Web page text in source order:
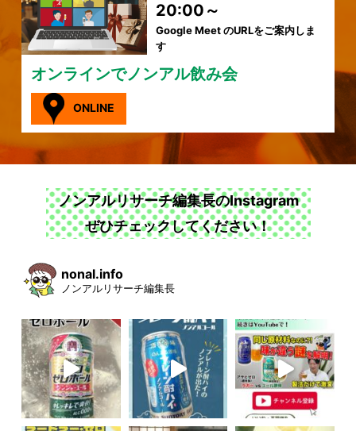
20:00～
Google Meet のURLをご案内しま
す
オンラインでノンアル飲み会
ONLINE
ノンアルリサーチ編集長のInstagram
ぜひチェックしてください！
nonal.info
ノンアルリサーチ編集長